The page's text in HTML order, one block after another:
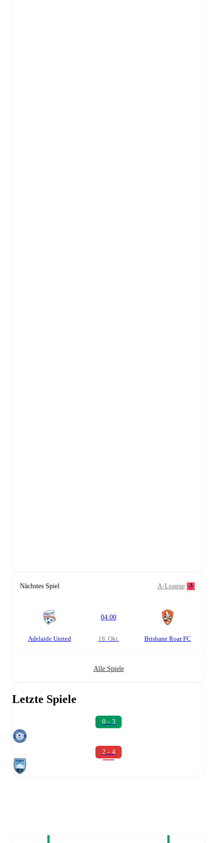
Nächstes Spiel A-League
Adelaide United
04:00
18. Okt. Brisbane Roar FC
Alle Spiele
Letzte Spiele
0 - 3
2 - 4